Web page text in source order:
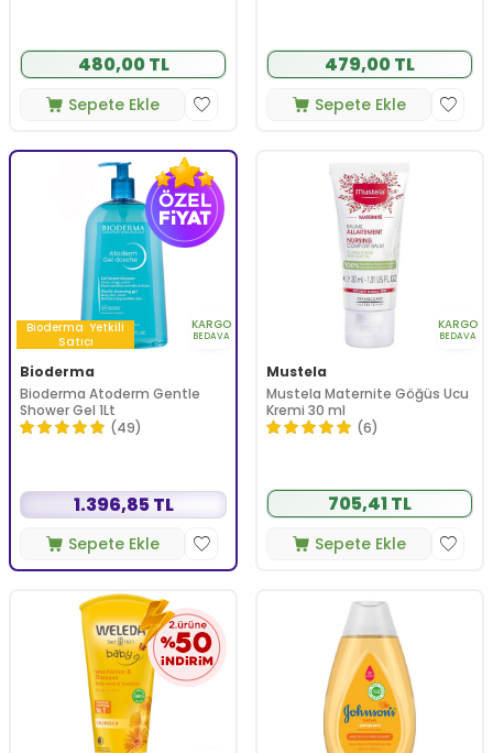
480,00 TL
Sepete Ekle
479,00 TL
Sepete Ekle
Bioderma Yetkili
Satıcı
KARGO
BEDAVA
Bioderma
Bioderma Atoderm Gentle
Shower Gel 1Lt
(49)
1.396,85 TL
Sepete Ekle
KARGO
BEDAVA
Mustela
Mustela Maternite Göğüs Ucu
Kremi 30 ml
(6)
705,41 TL
Sepete Ekle